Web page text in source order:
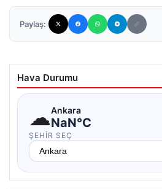
Paylaş:
Hava Durumu
☁Ankara
NaN°C
ŞEHIR SEÇ